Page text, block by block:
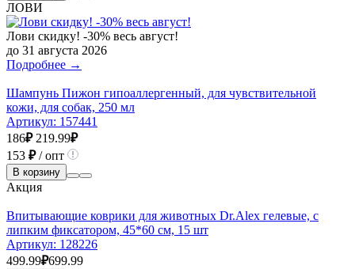
ЛОВИ
Лови скидку! -30% весь август!
до 31 августа 2026
Подробнее →
Шампунь Пижон гипоаллергенный, для чувствительной
кожи, для собак, 250 мл
Артикул: 157441
186₽ 219.99₽
153 ₽/ опт
В корзину
Акция
Впитывающие коврики для животных Dr.Alex гелевые, с
липким фиксатором, 45*60 см, 15 шт
Артикул: 128226
499.99₽699.99